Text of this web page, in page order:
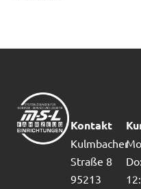
Kontakt
Kulmbacher
Straße 8
95213